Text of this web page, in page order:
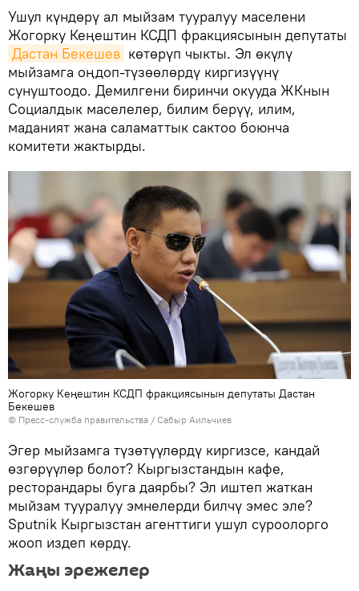
Ушул күндөрү ал мыйзам тууралуу маселени
Жогорку Кеңештин КСДП фракциясынын депутаты
Дастан Бекешев көтөрүп чыкты. Эл өкүлү
мыйзамга оңдоп-түзөөлөрдү киргизүүнү
сунуштоодо. Демилгени биринчи окууда ЖКнын
Социалдык маселелер, билим берүү, илим,
маданият жана саламаттык сактоо боюнча
комитети жактырды.
Жогорку Кеңештин КСДП фракциясынын депутаты Дастан
Бекешев
© Пресс-служба правительства / Сабыр Аильчиев
Эгер мыйзамга түзөтүүлөрдү киргизсе, кандай
өзгөрүүлөр болот? Кыргызстандын кафе,
ресторандары буга даярбы? Эл иштеп жаткан
мыйзам тууралуу эмнелерди билчү эмес эле?
Sputnik Кыргызстан агенттиги ушул суроолорго
жооп издеп көрдү.
Жаңы эрежелер